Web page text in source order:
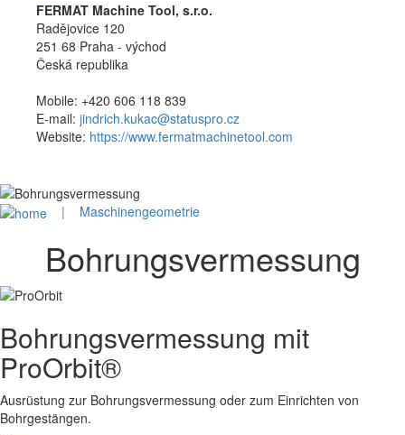
FERMAT Machine Tool, s.r.o.
Radějovice 120
251 68 Praha - východ
Česká republika
Mobile: +420 606 118 839
E-mail: jindrich.kukac@statuspro.cz
Website: https://www.fermatmachinetool.com
| Maschinengeometrie
Bohrungsvermessung
Bohrungsvermessung mit
ProOrbit®
Ausrüstung zur Bohrungsvermessung oder zum Einrichten von
Bohrgestängen.